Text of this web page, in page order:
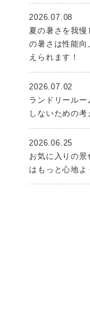
2026.07.08
夏の暑さを我慢
の暑さは性能向
えられます！
2026.07.02
ランドリール
しないための考
2026.06.25
お気に入りの景
はもっと心地よ